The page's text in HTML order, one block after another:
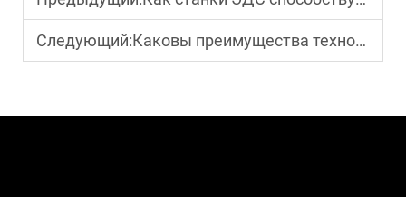
Следующий:Каковы преимущества технологии EDM Wire EDM?